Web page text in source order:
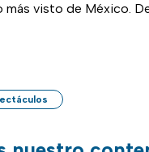
más visto de México.